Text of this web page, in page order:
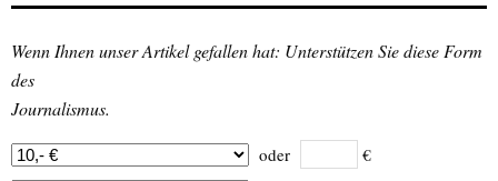
Wenn Ihnen unser Artikel gefallen hat: Unterstützen Sie diese Form
des
Journalismus.
oder €